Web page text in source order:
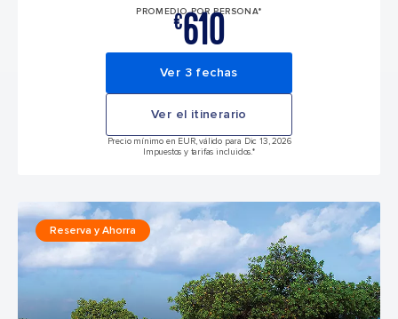
PROMEDIO POR PERSONA*
€610
Ver 3 fechas
Ver el itinerario
Precio mínimo en EUR, válido para Dic 13, 2026
Impuestos y tarifas incluidos.*
Reserva y Ahorra